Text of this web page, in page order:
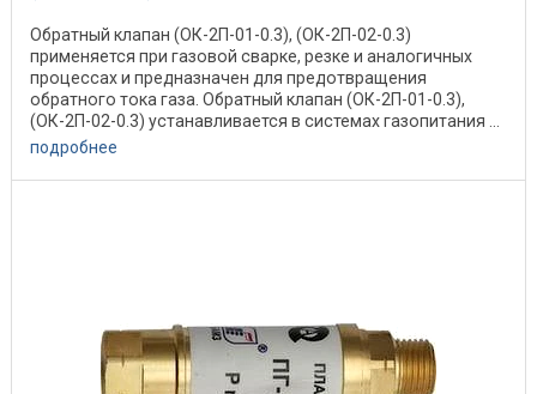
Обратный клапан (ОК-2П-01-0.3), (ОК-2П-02-0.3)
применяется при газовой сварке, резке и аналогичных
процессах и предназначен для предотвращения
обратного тока газа. Обратный клапан (ОК-2П-01-0.3),
(ОК-2П-02-0.3) устанавливается в системах газопитания ...
подробнее